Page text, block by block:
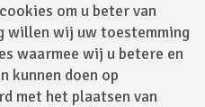
om u beter van
willen wij uw toestemming
waarmee wij u betere en
kunnen doen op
met het plaatsen van